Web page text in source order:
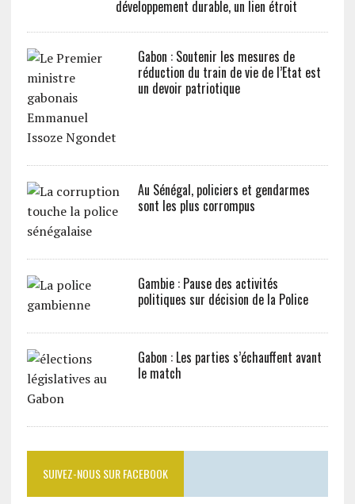
développement durable, un lien étroit
Gabon : Soutenir les mesures de
réduction du train de vie de l’Etat est
un devoir patriotique
Au Sénégal, policiers et gendarmes
sont les plus corrompus
Gambie : Pause des activités
politiques sur décision de la Police
Gabon : Les parties s’échauffent avant
le match
SUIVEZ-NOUS SUR FACEBOOK